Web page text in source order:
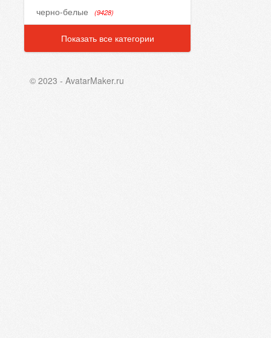
черно-белые (9428)
Показать все категории
© 2023 - AvatarMaker.ru